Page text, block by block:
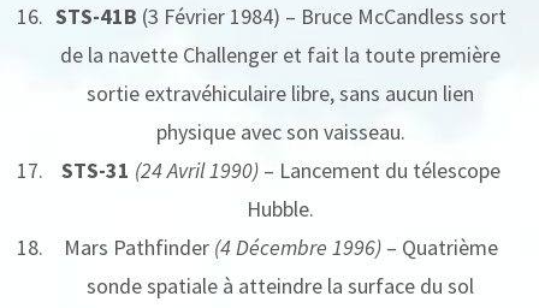
STS-41B (3 Février 1984) – Bruce McCandless sort
de la navette Challenger et fait la toute première
sortie extravéhiculaire libre, sans aucun lien
physique avec son vaisseau.
STS-31 (24 Avril 1990)– Lancement du télescope
Hubble.
Mars Pathfinder (4 Décembre 1996)– Quatrième
sonde spatiale à atteindre la surface du sol